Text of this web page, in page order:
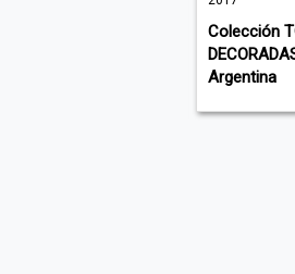
Colección
Argentina